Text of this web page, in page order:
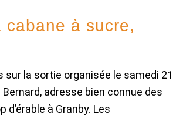
cabane à sucre,
sur la sortie organisée le samedi 21
Bernard, adresse bien connue des
d’érable à Granby. Les